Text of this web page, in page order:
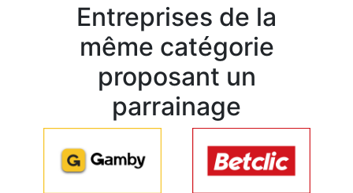
Entreprises de la
même catégorie
proposant un
parrainage